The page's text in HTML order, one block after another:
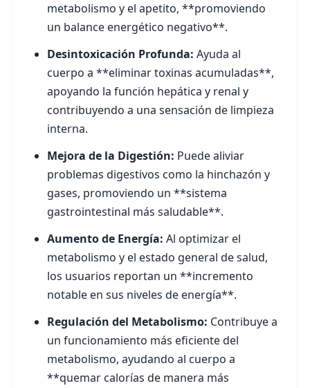
metabolismo y el apetito, **promoviendo
un balance energético negativo**.
Desintoxicación Profunda: Ayuda al
cuerpo a **eliminar toxinas acumuladas**,
apoyando la función hepática y renal y
contribuyendo a una sensación de limpieza
interna.
Mejora de la Digestión: Puede aliviar
problemas digestivos como la hinchazón y
gases, promoviendo un **sistema
gastrointestinal más saludable**.
Aumento de Energía: Al optimizar el
metabolismo y el estado general de salud,
los usuarios reportan un **incremento
notable en sus niveles de energía**.
Regulación del Metabolismo: Contribuye a
un funcionamiento más eficiente del
metabolismo, ayudando al cuerpo a
**quemar calorías de manera más